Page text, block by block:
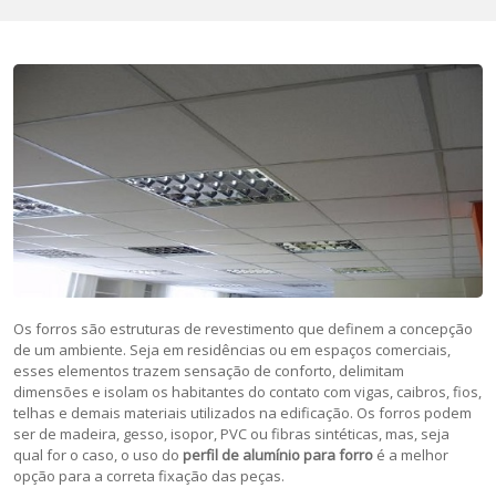
Os forros são estruturas de revestimento que definem a concepção
de um ambiente. Seja em residências ou em espaços comerciais,
esses elementos trazem sensação de conforto, delimitam
dimensões e isolam os habitantes do contato com vigas, caibros, fios,
telhas e demais materiais utilizados na edificação. Os forros podem
ser de madeira, gesso, isopor, PVC ou fibras sintéticas, mas, seja
qual for o caso, o uso do perfil de alumínio para forro é a melhor
opção para a correta fixação das peças.